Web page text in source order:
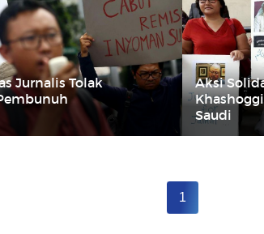
Jurnalis Tolak
Aksi
Saudi
1